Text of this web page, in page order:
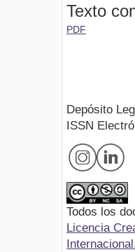
Texto
PDF
Depósito
ISSN
Todos los
Licencia